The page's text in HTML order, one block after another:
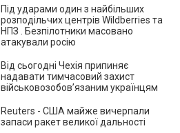
Під ударами один з найбільших
розподільчих центрів Wildberries та
НПЗ . Безпілотники масовано
атакували росію
Від сьогодні Чехія припиняє
надавати тимчасовий захист
військовозобов’язаним українцям
Reuters - США майже вичерпали
запаси ракет великої дальності